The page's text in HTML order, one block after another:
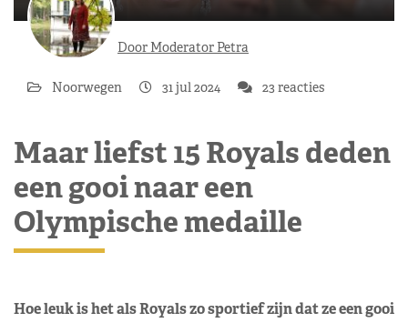
Door Moderator Petra
Noorwegen 31 jul 2024 23 reacties
Maar liefst 15 Royals deden
een gooi naar een
Olympische medaille
Hoe leuk is het als Royals zo sportief zijn dat ze een gooi